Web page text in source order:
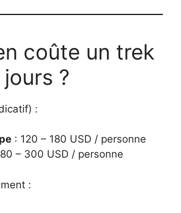
coûte un trek
?
:
: 120 – 180 USD / personne
– 300 USD / personne
: